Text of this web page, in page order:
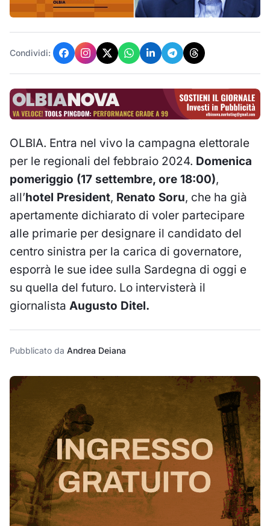
Condividi:
OLBIA. Entra nel vivo la campagna elettorale
per le regionali del febbraio 2024. Domenica
pomeriggio (17 settembre, ore 18:00),
all’hotel President, Renato Soru, che ha già
apertamente dichiarato di voler partecipare
alle primarie per designare il candidato del
centro sinistra per la carica di governatore,
esporrà le sue idee sulla Sardegna di oggi e
su quella del futuro. Lo intervisterà il
giornalista Augusto Ditel.
Pubblicato da Andrea Deiana